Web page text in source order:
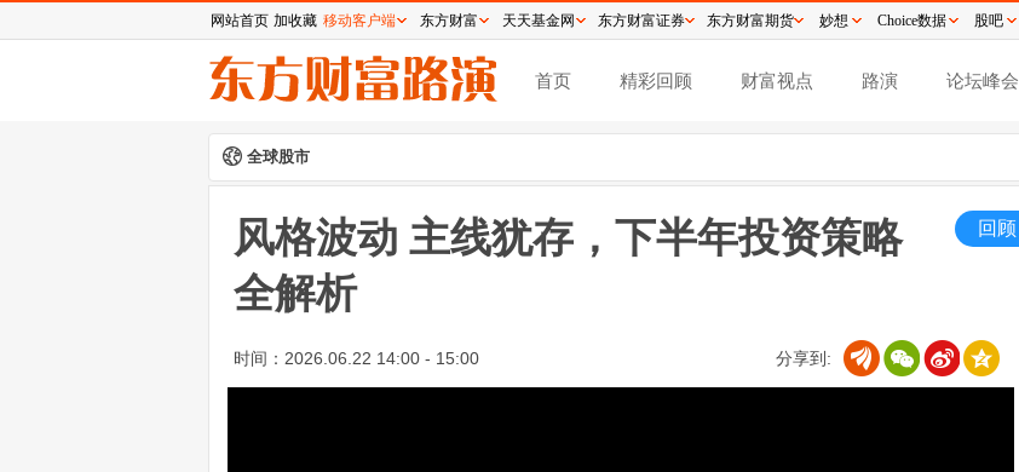
首页 精彩回顾 财富视点 路演 论坛峰会
全球股市
风格波动 主线犹存，下半年投资策略
全解析
时间： 2026.06.22 14:00 - 15:00 分享到:
回顾
网站首页 加收藏 移动客户端 东方财富 天天基金网 东方财富证券 东方财富期货 妙想 Choice数据 股吧